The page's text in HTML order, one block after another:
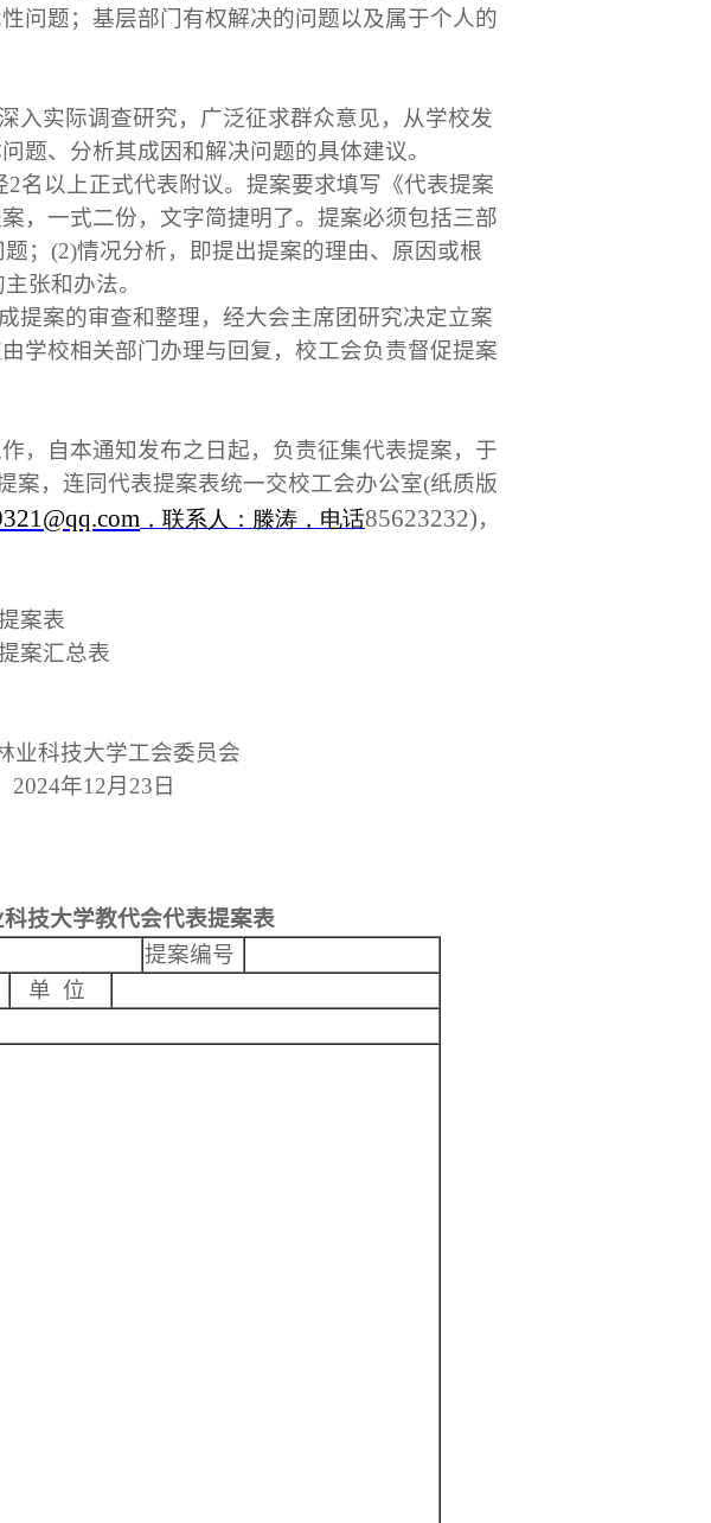
问题；基层部门有权解决的问题以及属于个人的
入实际调查研究，广泛征求群众意见，从学校发
题、分析其成因和解决问题的具体建议。
2名以上正式代表附议。提案要求填写《代表提案
，一式二份，文字简捷明了。提案必须包括三部
； (2)情况分析，即提出提案的理由、原因或根
张和办法。
提案的审查和整理，经大会主席团研究决定立案
学校相关部门办理与回复，校工会负责督促提案
，自本通知发布之日起，负责征集代表提案，于
案，连同代表提案表统一交校工会办公室(纸质版
@qq.com ，联系人： 滕涛 ，电话85623232)，
案表
案汇总表
业科技大学工会委员会
2024年12月 23 日
技大学教代会代表提案表
提案编号
单 位